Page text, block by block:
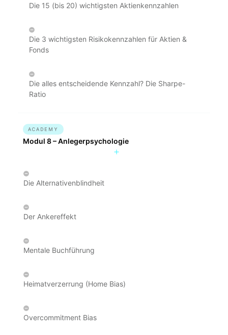
Die 15 (bis 20) wichtigsten Aktienkennzahlen
Die 3 wichtigsten Risikokennzahlen für Aktien &
Fonds
Die alles entscheidende Kennzahl? Die Sharpe-
Ratio
ACADEMY
Modul 8 – Anlegerpsychologie
Die Alternativenblindheit
Der Ankereffekt
Mentale Buchführung
Heimatverzerrung (Home Bias)
Overcommitment Bias